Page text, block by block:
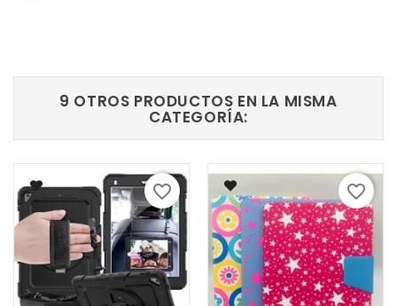
9 OTROS PRODUCTOS EN LA MISMA
CATEGORÍA:
favorite_border favorite_border